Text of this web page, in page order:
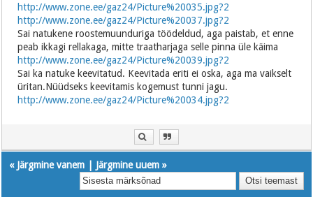
http://www.zone.ee/gaz24/Picture%20035.jpg?2
http://www.zone.ee/gaz24/Picture%20037.jpg?2
Sai natukene roostemuunduriga töödeldud, aga paistab, et enne
peab ikkagi rellakaga, mitte traatharjaga selle pinna üle käima
http://www.zone.ee/gaz24/Picture%20039.jpg?2
Sai ka natuke keevitatud. Keevitada eriti ei oska, aga ma vaikselt
üritan.Nüüdseks keevitamis kogemust tunni jagu.
http://www.zone.ee/gaz24/Picture%20034.jpg?2
« Järgmine vanem Järgmine uuem »